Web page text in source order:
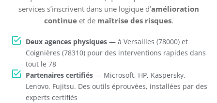
services s’inscrivent dans une logique d’amélioration
continueet de maîtrise des risques.
Deux agences physiques— à Versailles (78000) et
Coignières (78310) pour des interventions rapides dans
tout le 78
Partenaires certifiés— Microsoft, HP, Kaspersky,
Lenovo, Fujitsu. Des outils éprouvées, installées par des
experts certifiés